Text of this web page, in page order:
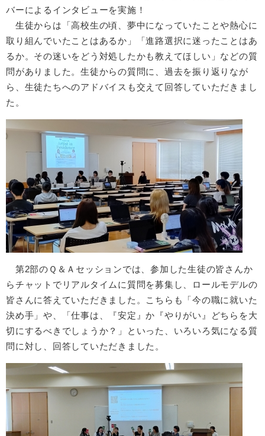
バーによるインタビューを実施！
生徒からは「高校生の頃、夢中になっていたことや熱心に
取り組んでいたことはあるか」「進路選択に迷ったことはあ
るか。その迷いをどう対処したかも教えてほしい」などの質
問がありました。生徒からの質問に、過去を振り返りなが
ら、生徒たちへのアドバイスも交えて回答していただきまし
た。
第2部のＱ＆Ａセッションでは、参加した生徒の皆さんか
らチャットでリアルタイムに質問を募集し、ロールモデルの
皆さんに答えていただきました。こちらも「今の職に就いた
決め手」や、「仕事は、『安定』か『やりがい』どちらを大
切にするべきでしょうか？」といった、いろいろ気になる質
問に対し、回答していただきました。